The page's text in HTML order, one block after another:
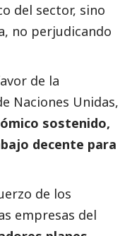
del sector, sino
no perjudicando
de la
Naciones Unidas,
sostenido,
decente para
de los
empresas del